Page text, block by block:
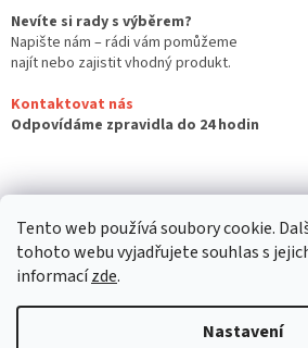
Tento web používá soubory cookie.
tohoto webu vyjadřujete souhlas s
informacízde.
Nastavení
Nevíte si rady s výběrem?
Napište nám – rádi vám pomůžeme
najít nebo zajistit vhodný produkt.
Kontaktovat nás
Odpovídáme zpravidla do 24 hodin
Vytvořil Shoptet